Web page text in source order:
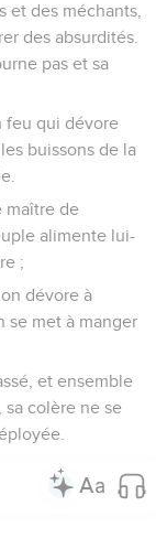
et des méchants,
des absurdités.
pas et sa
feu qui dévore
buissons de la
maître de
alimente lui-
;
dévore à
se met à manger
et ensemble
sa colère ne se